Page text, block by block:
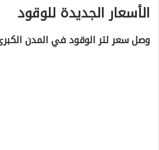
الأسعار الجديدة للوقود
وصل سعر لتر الوقود في المدن